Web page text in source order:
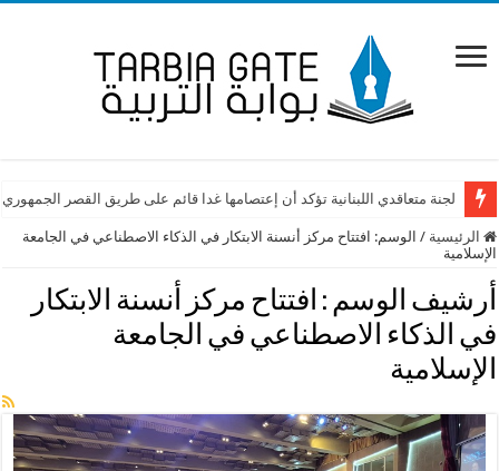
لجنة متعاقدي اللبنانية تؤكد أن إعتصامها غدا قائم على طريق القصر الجمهوري
الرئيسية / الوسم: افتتاح مركز أنسنة الابتكار في الذكاء الاصطناعي في الجامعة
الإسلامية
أرشيف الوسم : افتتاح مركز أنسنة الابتكار
في الذكاء الاصطناعي في الجامعة
الإسلامية